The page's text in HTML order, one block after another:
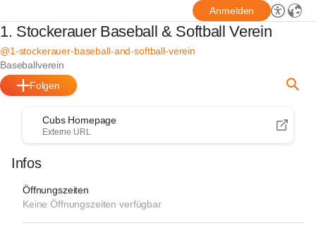
Anmelden
1. Stockerauer Baseball & Softball Verein
@1-stockerauer-baseball-and-softball-verein
Baseballverein
Folgen
Cubs Homepage
Externe URL
Infos
Öffnungszeiten
Keine Öffnungszeiten verfügbar